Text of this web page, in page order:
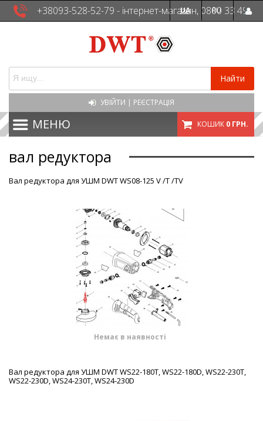
+38093-528-52-79 - інтернет-магазин, 0800 33 49
UA RU
Найти
УВІЙТИ | РЕЄСТРАЦІЯ
МЕНЮ КОШИК 0 ГРН.
вал редуктора
Вал редуктора для УШМ DWT WS08-125 V /T /TV
Немає в наявності
Вал редуктора для УШМ DWT WS22-180T, WS22-180D, WS22-230T,
WS22-230D, WS24-230T, WS24-230D